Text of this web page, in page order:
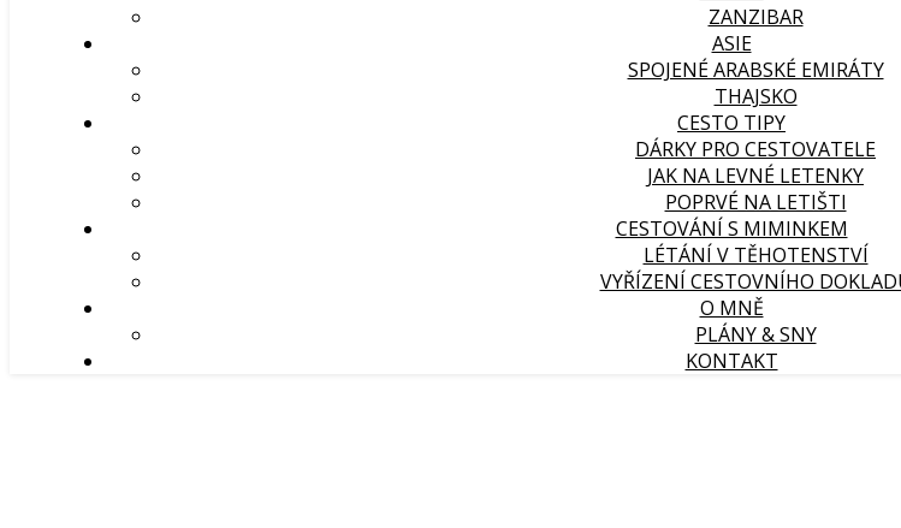
ZANZIBAR
ASIE
SPOJENÉ ARABSKÉ EMIRÁTY
THAJSKO
CESTO TIPY
DÁRKY PRO CESTOVATELE
JAK NA LEVNÉ LETENKY
POPRVÉ NA LETIŠTI
CESTOVÁNÍ S MIMINKEM
LÉTÁNÍ V TĚHOTENSTVÍ
VYŘÍZENÍ CESTOVNÍHO
O MNĚ
PLÁNY & SNY
KONTAKT